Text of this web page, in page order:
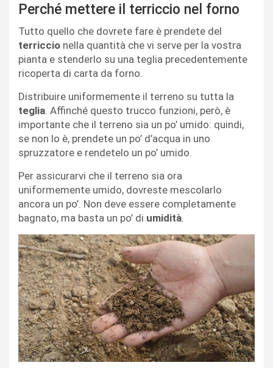
Perché mettere il terriccio nel forno
Tutto quello che dovrete fare è prendete del
terriccio nella quantità che vi serve per la vostra
pianta e stenderlo su una teglia precedentemente
ricoperta di carta da forno.
Distribuire uniformemente il terreno su tutta la
teglia. Affinché questo trucco funzioni, però, è
importante che il terreno sia un po’ umido: quindi,
se non lo è, prendete un po’ d’acqua in uno
spruzzatore e rendetelo un po’ umido.
Per assicurarvi che il terreno sia ora
uniformemente umido, dovreste mescolarlo
ancora un po’. Non deve essere completamente
bagnato, ma basta un po’ di umidità.